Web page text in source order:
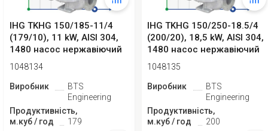
IHG TKHG 150/185-11/4
(179/10), 11 kW, AISI 304,
1480 насос нержавіючий
ін-лайн
1048134
Виробник
BTS
Engineering
Продуктивність,
м.куб / год
179
IHG TKHG 150/250-18.5/4
(200/20), 18,5 kW, AISI 304,
1480 насос нержавіючий
і...
1048135
Виробник
BTS
Engineering
Продуктивність,
м.куб / год
200